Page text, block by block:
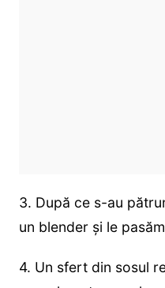
3. După ce s-au
un blender și le
4. Un sfert din sosul